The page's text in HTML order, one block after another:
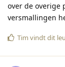
over de overige
versmallingen
Tim vindt dit